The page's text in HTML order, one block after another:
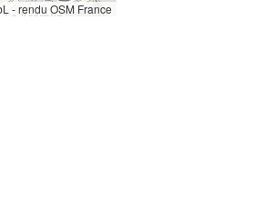
- rendu OSM France